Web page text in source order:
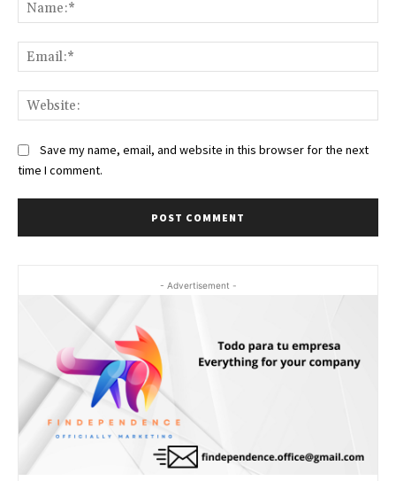
Save my name, email, and website in this browser for the next
time I comment.
- Advertisement -